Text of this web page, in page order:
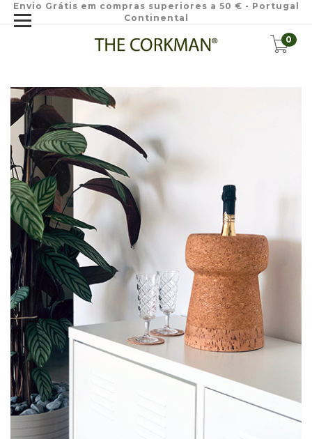
Envio Grátis em compras superiores a 50 € - Portugal
Continental
0